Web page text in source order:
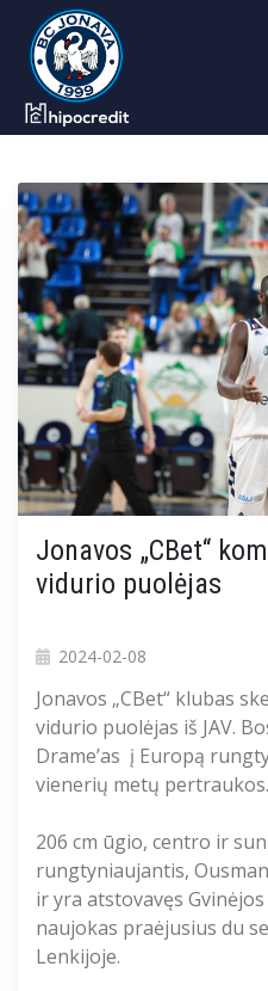
Jonavos „CBet“
vidurio puolėjas
2024-02-08
Jonavos „CBet“ klubas
vidurio puolėjas iš JAV.
Drame’as į Europą
vienerių metų pertraukos.
206 cm ūgio, centro ir
rungtyniaujantis,
ir yra atstovavęs
naujokas praėjusius du
Lenkijoje.